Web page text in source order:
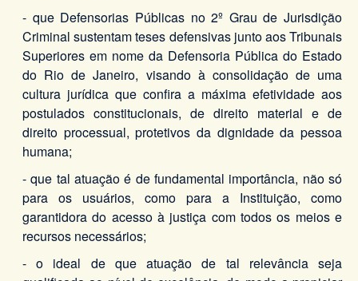
- que Defensorias Públicas no 2º Grau de Jurisdição
Criminal sustentam teses defensivas junto aos Tribunais
Superiores em nome da Defensoria Pública do Estado
do Rio de Janeiro, visando à consolidação de uma
cultura jurídica que confira a máxima efetividade aos
postulados constitucionais, de direito material e de
direito processual, protetivos da dignidade da pessoa
humana;
- que tal atuação é de fundamental importância, não só
para os usuários, como para a Instituição, como
garantidora do acesso à justiça com todos os meios e
recursos necessários;
- o ideal de que atuação de tal relevância seja